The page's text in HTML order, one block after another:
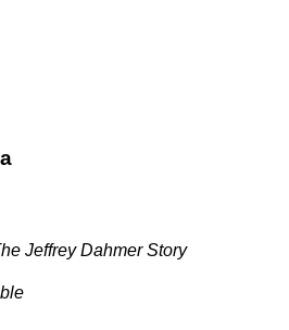
Jeffrey Dahmer Story